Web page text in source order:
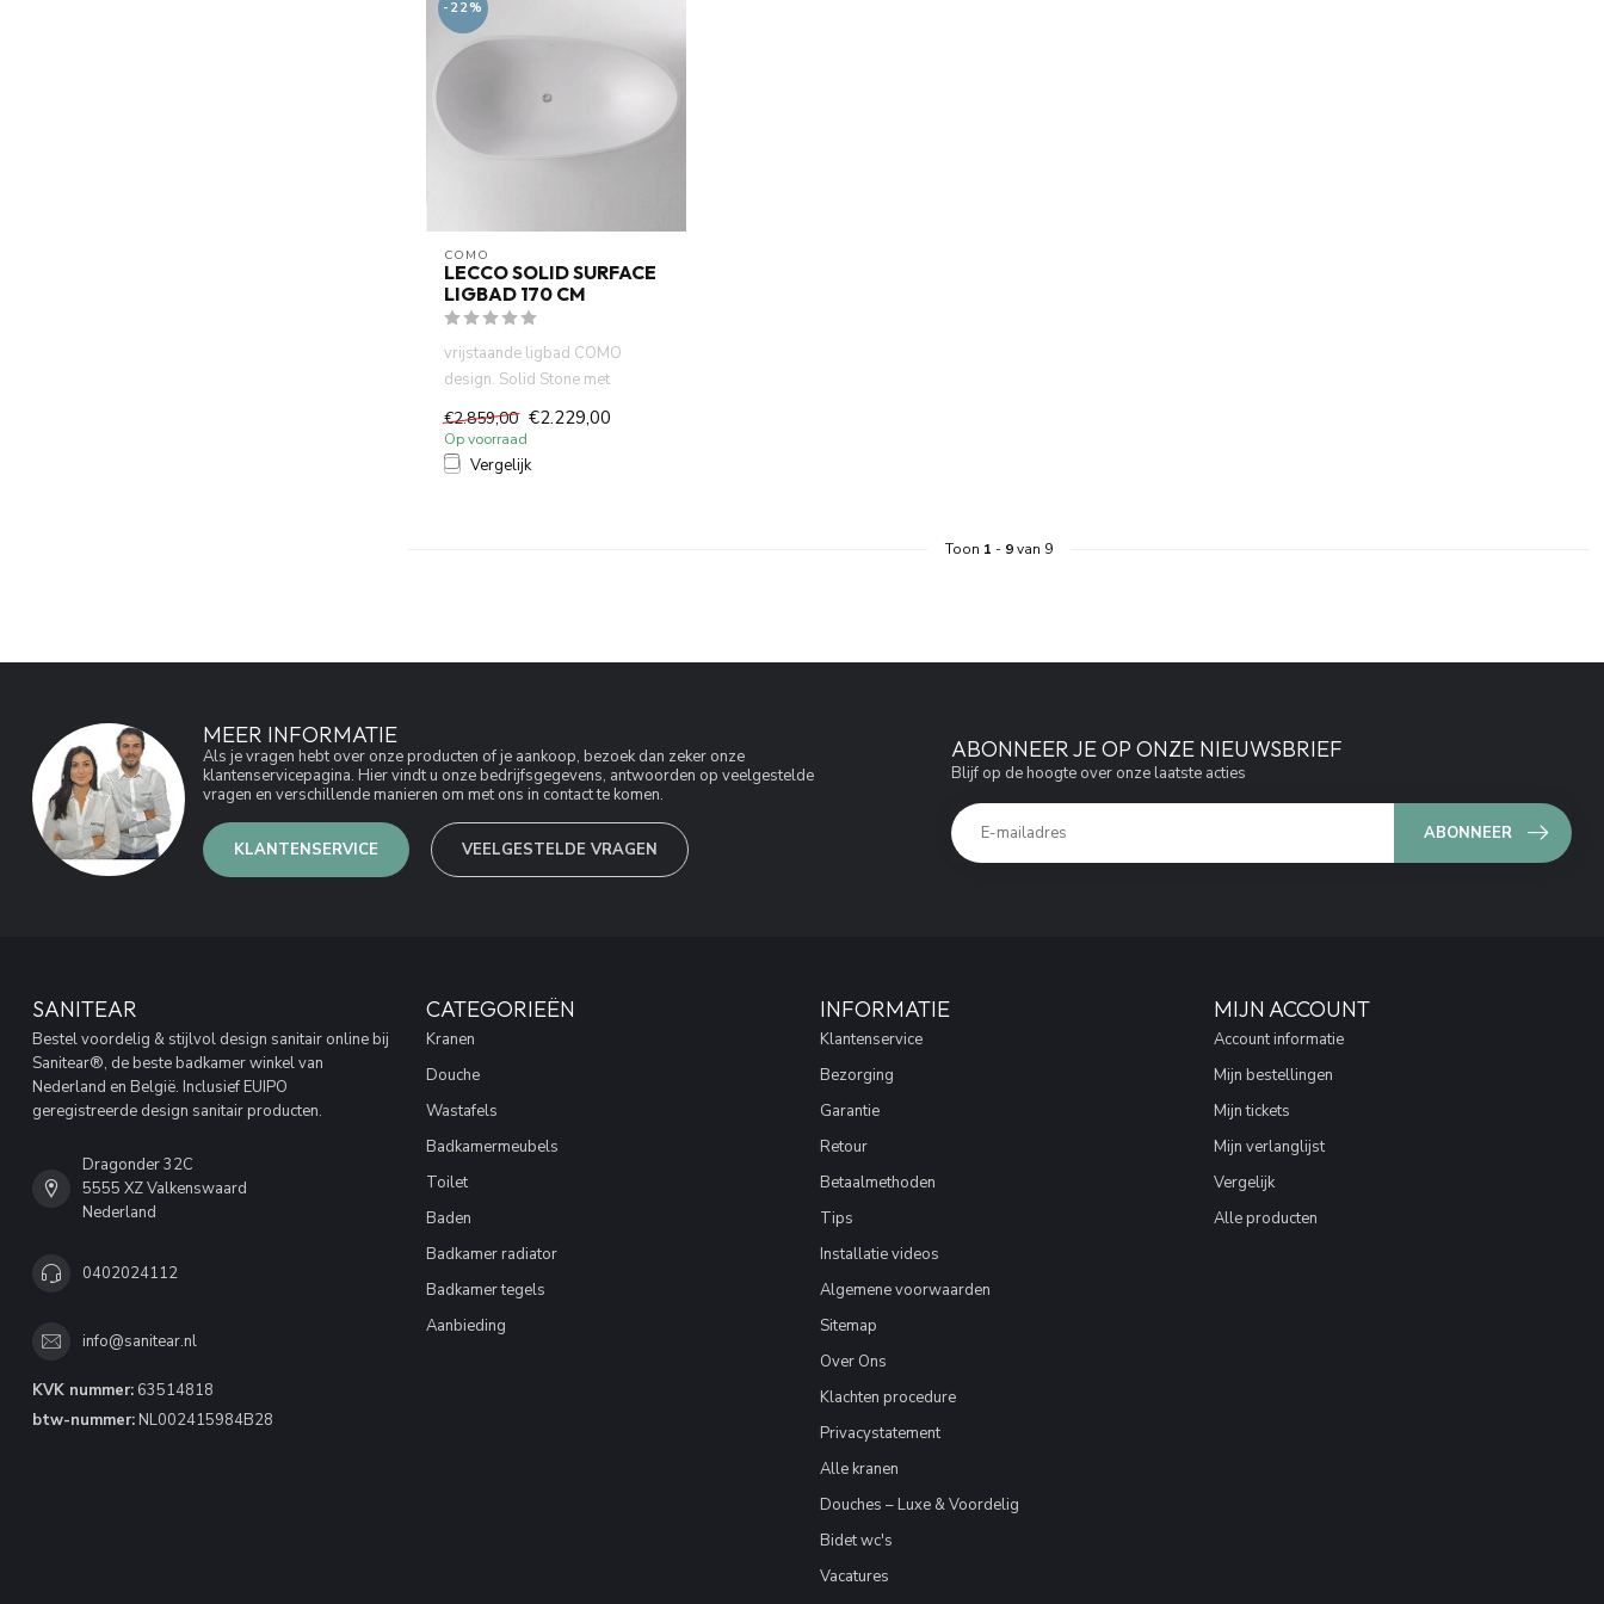
-22%
COMO
LECCO SOLID SURFACE
LIGBAD 170 CM
vrijstaande ligbad COMO
design. Solid Stone met
G...
€2.859,00 €2.229,00
Op voorraad
Vergelijk
Toon 1 - 9van 9
MEER INFORMATIE
Als je vragen hebt over onze producten of je aankoop, bezoek dan zeker onze
klantenservicepagina. Hier vindt u onze bedrijfsgegevens, antwoorden op veelgestelde
vragen en verschillende manieren om met ons in contact te komen.
KLANTENSERVICE VEELGESTELDE VRAGEN
ABONNEER JE OP ONZE NIEUWSBRIEF
Blijf op de hoogte over onze laatste acties
ABONNEER
SANITEAR
Bestel voordelig & stijlvol design sanitair online bij
Sanitear®, de beste badkamer winkel van
Nederland en België. Inclusief EUIPO
geregistreerde design sanitair producten.
Dragonder 32C
5555 XZ Valkenswaard
Nederland
0402024112
info@sanitear.nl
KVK nummer: 63514818
btw-nummer: NL002415984B28
CATEGORIEËN
Kranen
Douche
Wastafels
Badkamermeubels
Toilet
Baden
Badkamer radiator
Badkamer tegels
Aanbieding
INFORMATIE
Klantenservice
Bezorging
Garantie
Retour
Betaalmethoden
Tips
Installatie videos
Algemene voorwaarden
Sitemap
Over Ons
Klachten procedure
Privacystatement
Alle kranen
Douches – Luxe & Voordelig
Bidet wc's
Vacatures
MIJN ACCOUNT
Account informatie
Mijn bestellingen
Mijn tickets
Mijn verlanglijst
Vergelijk
Alle producten